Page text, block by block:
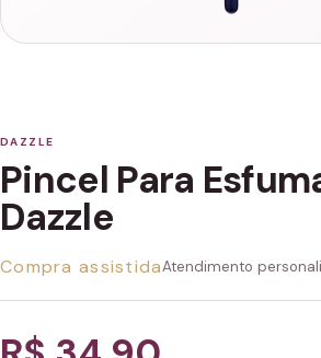
DAZZLE
Pincel Para
Dazzle
Compra assistidaAtendimento